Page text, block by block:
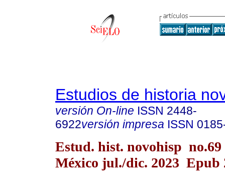
Estudios de historia
versión On-line ISSN 2448-
6922versión impresa ISSN
Estud. hist. novohisp
México jul./dic. 2023 Epub